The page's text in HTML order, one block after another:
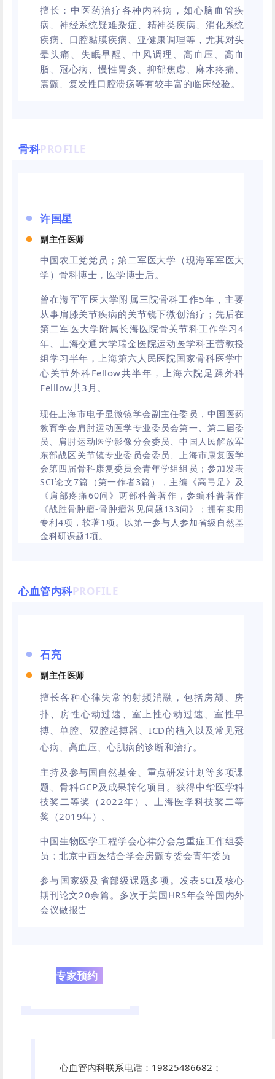
擅长：中医药治疗各种内科病，如心脑血管疾
病、神经系统疑难杂症、精神类疾病、消化系统
疾病、 口腔黏膜疾病 、亚健康调理等，尤其对头
晕头痛、失眠早醒、中风调理、高血压、高血
脂、冠心病、慢性胃炎、抑郁焦虑、麻木疼痛、
震颤、复发性口腔溃疡等有较丰富的临床经验。
骨科PROFILE
许国星
副主任医师
中国农工党党员；第二军医大学（现海军军医大
学）骨科博士，医学博士后。
曾在海军军医大学附属三院骨科工作5年，主要
从事肩膝关节疾病的关节镜下微创治疗；先后在
第二军医大学附属长海医院骨关节科工作学习4
年、上海交通大学瑞金医院运动医学科王蕾教授
组学习半年，上海第六人民医院国家骨科医学中
心关节外科Fellow共半年，上海六院足踝外科
Felllow共3月。
现任上海市电子显微镜学会副主任委员，中国医药
教育学会肩肘运动医学专业委员会第一、第二届委
员、肩肘运动医学影像分会委员、中国人民解放军
东部战区关节镜专业委员会委员、上海市康复医学
会第四届骨科康复委员会青年学组组员；参加发表
SCI论文7篇（第一作者3篇），主编《高弓足》及
《肩部疼痛60问》两部科普著作，参编科普著作
《战胜骨肿瘤-骨肿瘤常见问题133问》；拥有实用
专利4项，软著1项。以第一参与人参加省级自然基
金科研课题1项。
心血管内科PROFILE
石亮
副主任医师
擅长各种心律失常的射频消融，包括房颤、房
扑、房性心动过速、室上性心动过速、室性早
搏、单腔、双腔起搏器、ICD 的植入以及常见冠
心病、高血压、心肌病的诊断和治疗。
主持及参与国自然基金、重点研发计划等多项课
题、骨科GCP及成果转化项目。获得中华医学科
技奖二等奖（2022年）、上海医学科技奖二等
奖（2019年）。
中国生物医学工程学会心律分会急重症工作组委
员；北京中西医结合学会房颤专委会青年委员
参与国家级及省部级课题多项。发表SCI及核心
期刊论文20余篇。多次于美国HRS年会等国内外
会议做报告
专家预约
心血管内科联系电话：19825486682；